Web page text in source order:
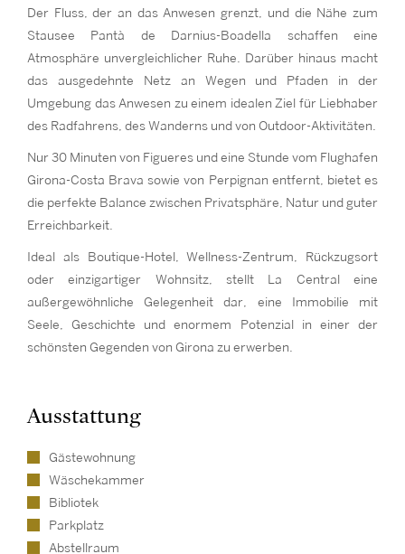
Der Fluss, der an das Anwesen grenzt, und die Nähe zum
Stausee Pantà de Darnius-Boadella schaffen eine
Atmosphäre unvergleichlicher Ruhe. Darüber hinaus macht
das ausgedehnte Netz an Wegen und Pfaden in der
Umgebung das Anwesen zu einem idealen Ziel für Liebhaber
des Radfahrens, des Wanderns und von Outdoor-Aktivitäten.
Nur 30 Minuten von Figueres und eine Stunde vom Flughafen
Girona-Costa Brava sowie von Perpignan entfernt, bietet es
die perfekte Balance zwischen Privatsphäre, Natur und guter
Erreichbarkeit.
Ideal als Boutique-Hotel, Wellness-Zentrum, Rückzugsort
oder einzigartiger Wohnsitz, stellt La Central eine
außergewöhnliche Gelegenheit dar, eine Immobilie mit
Seele, Geschichte und enormem Potenzial in einer der
schönsten Gegenden von Girona zu erwerben.
Ausstattung
Gästewohnung
Wäschekammer
Bibliotek
Parkplatz
Abstellraum